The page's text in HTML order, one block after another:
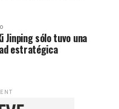
Jinping sólo tuvo una
estratégica